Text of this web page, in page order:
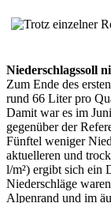
Niederschlagssoll
Zum Ende des
rund 66 Liter pro
Damit war es im
gegenüber der
Fünftel weniger
aktuelleren und
l/m²) ergibt sich ein
Niederschläge
Alpenrand und im